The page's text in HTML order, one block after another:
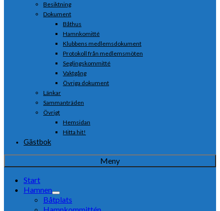
Besiktning
Dokument
Båthus
Hamnkomitté
Klubbens medlemsdokument
Protokoll från medlemsmöten
Seglingskommitté
Vaktgång
Övriga dokument
Länkar
Sammanträden
Övrigt
Hemsidan
Hitta hit!
Gästbok
Meny
Start
Hamnen
Båtplats